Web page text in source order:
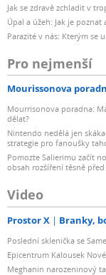
Jak se zdravě zchladit v
Úpal a úžeh: Jak je
Parazité v nás: Kterým se
Pro nejmenší
Mourissonova
Mourrisonova poradna:
dělat?
Nintendo nedělá jen
strategie pro fanoušky
Pomozte Salierimu začít
obsah rozšíření těsně
Video
Prostor X Branky,
Poslední sklenička se
Epicentrum Kalousek
Meghanin narozeninový